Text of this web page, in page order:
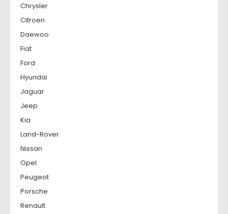
Chrysler
Citroen
Daewoo
Fiat
Ford
Hyundai
Jaguar
Jeep
Kia
Land-Rover
Nissan
Opel
Peugeot
Porsche
Renault